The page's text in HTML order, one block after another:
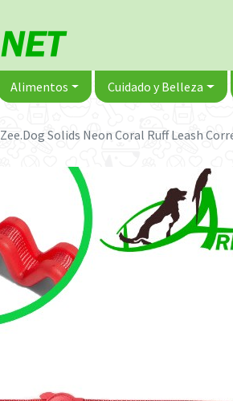
Alimentos Cuidado y Belleza
Zee.Dog Solids Neon Coral Ruff Leash